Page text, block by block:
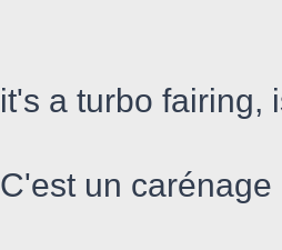
it's a turbo fairing,
C'est un